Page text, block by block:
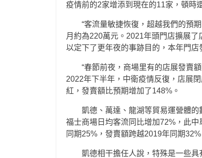
疫情前的2家增添到現在的11家，頓時
“客流量敏捷恢復，超越我們的預
月約為220萬元。2021年頭門店擴展
以定下了更年夜的事跡目的，本年門店
“春節前夜，商場里有的店展發賣
2022年下半年，中衛疫情反復，店展
紅，發賣額比預期增加了148%。
凱德、萬達、龍湖等貿易運營體
福士商場日均客流同比增加72%，此
同期25%，發賣額跨越2019年同期32%
凱德相干擔任人說，特殊是一些